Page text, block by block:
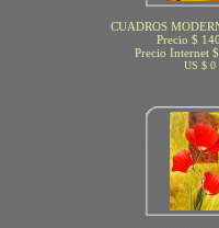
CUADROS
Precio $
Precio Internet
US $ 0